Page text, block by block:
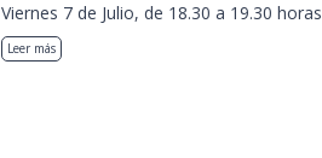
Viernes 7 de Julio, de 18.30 a 19.30 horas
Leer más